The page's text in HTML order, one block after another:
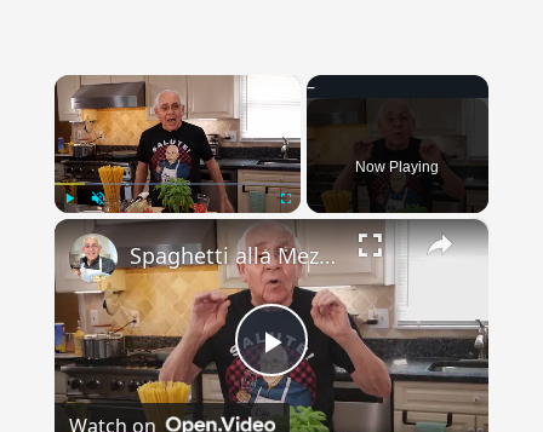
Unmute
Now Playing
×
Play
Spaghetti alla Mezzanotte Recipe
Watch on